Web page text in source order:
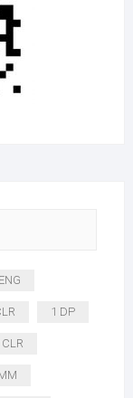
1 DP
CLR